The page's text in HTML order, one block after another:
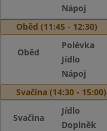
Nápoj
Oběd (11:45 - 12:30)
Oběd
Polévka
Jídlo
Nápoj
Svačina (14:30 - 15:00)
Svačina
Jídlo
Doplněk